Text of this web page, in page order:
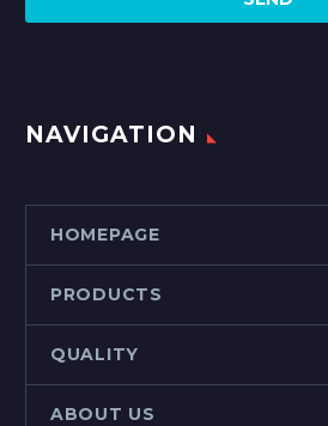
NAVIGATION
HOMEPAGE
PRODUCTS
QUALITY
ABOUT US